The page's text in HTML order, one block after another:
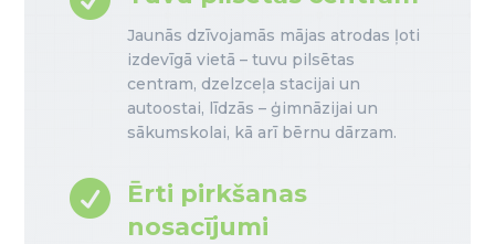
Jaunās dzīvojamās mājas atrodas ļoti
izdevīgā vietā – tuvu pilsētas
centram, dzelzceļa stacijai un
autoostai, līdzās – ģimnāzijai un
sākumskolai, kā arī bērnu dārzam.

Ērti pirkšanas
nosacījumi